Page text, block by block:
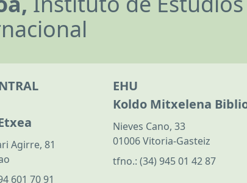
Agirre, 81
601 70 91
EHU
Koldo Mitxelena
Nieves Cano, 33
01006 Vitoria-Gasteiz
tfno.: (34) 945 01 42 87